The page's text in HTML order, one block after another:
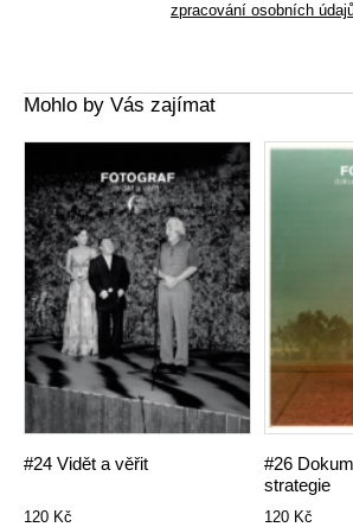
zpracování osobních
Mohlo by Vás zajímat
#24 Vidět a věřit
120 Kč
#26
strategie
120 Kč